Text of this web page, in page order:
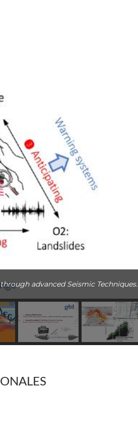
advanced Seismic Techniques.